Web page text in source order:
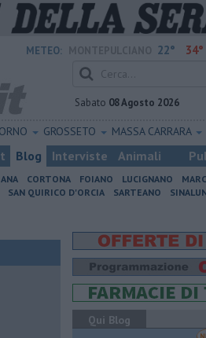
METEO: 22° 34°
Sabato 08 Agosto 2026
GROSSETO MASSA CARRARA
Blog Interviste Animali
CORTONA FOIANO LUCIGNANO
SAN QUIRICO D'ORCIA SARTEANO
Qui Blog